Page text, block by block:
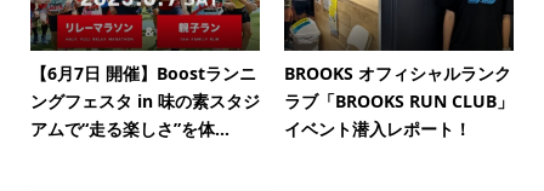
【6月7日 開催】Boostランニ
ングフェスタ in 味の素スタジ
アムで“走る楽しさ”を体...
BROOKS オフィシャルランク
ラブ「BROOKS RUN CLUB」
イベント潜入レポート！